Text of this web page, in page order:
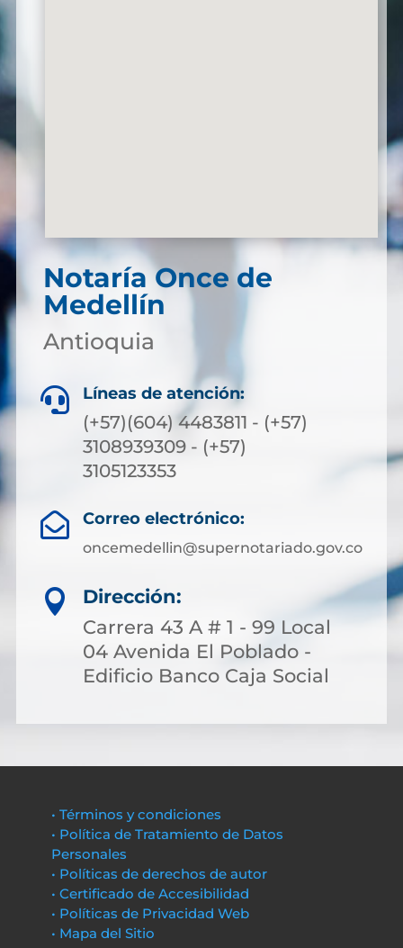
Notaría Once de
Medellín
Antioquia
 Líneas de atención:
(+57)(604) 4483811 - (+57)
3108939309 - (+57)
3105123353
 Correo electrónico:
oncemedellin@supernotariado.gov.co

Dirección:
Carrera 43 A # 1 - 99 Local
04 Avenida El Poblado -
Edificio Banco Caja Social
• Términos y condiciones
• Política de Tratamiento de Datos
Personales
• Políticas de derechos de autor
• Certificado de Accesibilidad
• Políticas de Privacidad Web
• Mapa del Sitio